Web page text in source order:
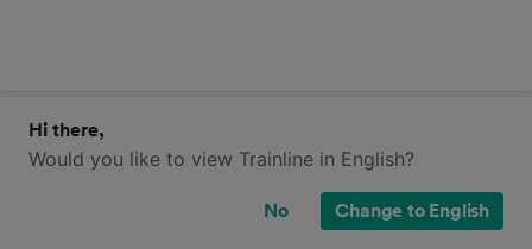
Cerca tutti gli orari e i prezzi per oggi
Hi there,
Would you like to view Trainline in English?
No Change to English